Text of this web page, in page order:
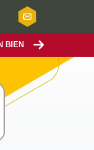
BIEN